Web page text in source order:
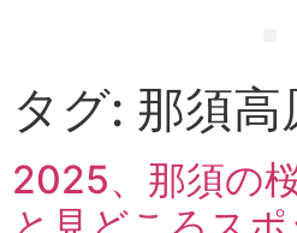
タグ: 那須高
2025、那須の